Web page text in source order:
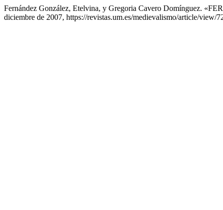
Fernández González, Etelvina, y Gregoria Cavero Domínguez.
diciembre de 2007, https://revistas.um.es/medievalismo/article/view/